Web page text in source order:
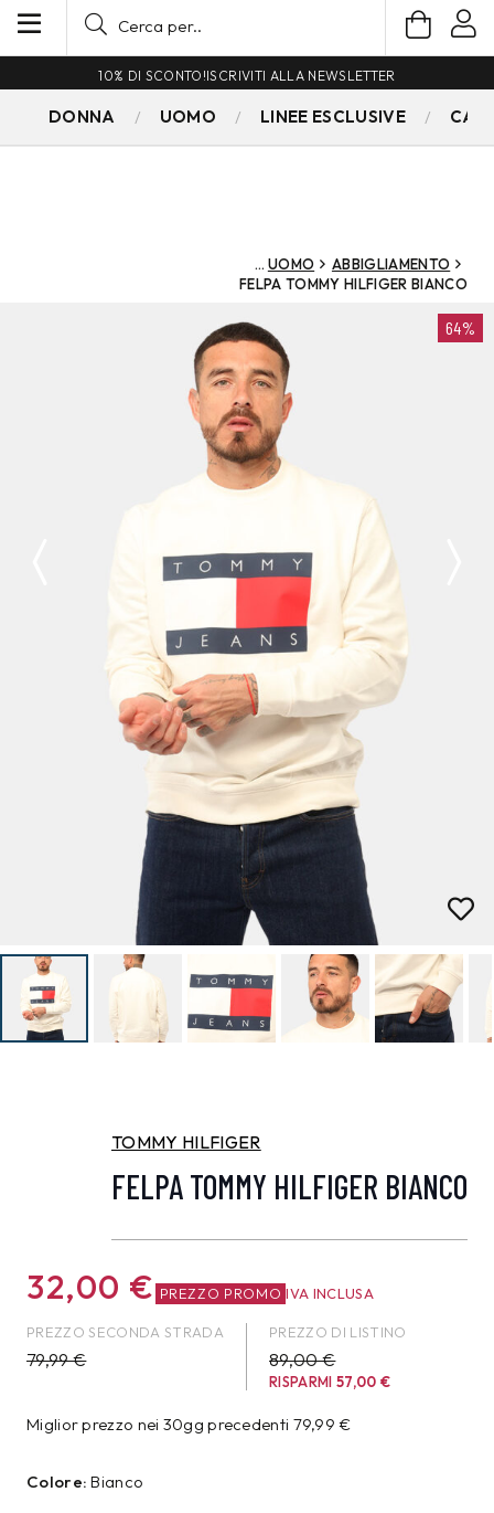
10% DI SCONTO!ISCRIVITI ALLA NEWSLETTER
DONNA UOMO LINEE ESCLUSIVE
UOMO
ABBIGLIAMENTO
FELPA TOMMY HILFIGER BIANCO
64%
TOMMY HILFIGER
FELPA TOMMY HILFIGER BIANCO
32,00 € PREZZO PROMO IVA INCLUSA
PREZZO SECONDA STRADA
79,99€
PREZZO DI LISTINO
89,00 €
RISPARMI57,00€
Miglior prezzo nei 30gg precedenti 79,99€
Colore: Bianco